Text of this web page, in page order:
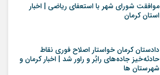
موافقت شورای شهر با استعفای ریاضی | اخبار
استان کرمان
دادستان کرمان خواستار اصلاح فوری نقاط
حادثه‌خیز جاده‌های رابُر و راور شد | اخبار کرمان و
شهرستان ها